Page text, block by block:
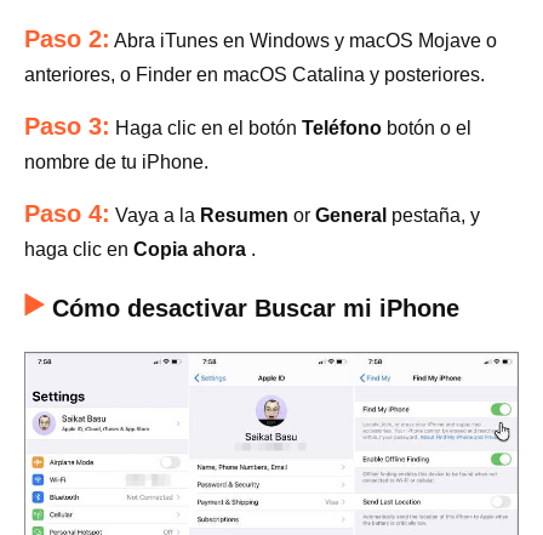
Paso 2: Abra iTunes en Windows y macOS Mojave o
anteriores, o Finder en macOS Catalina y posteriores.
Paso 3: Haga clic en el botón Teléfono botón o el
nombre de tu iPhone.
Paso 4: Vaya a la Resumen or General pestaña, y
haga clic en Copia ahora .
Cómo desactivar Buscar mi iPhone